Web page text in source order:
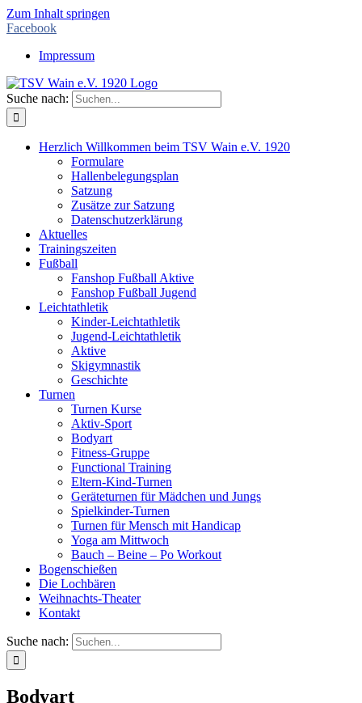
Zum Inhalt springen
Facebook
Impressum
Suche nach:
Herzlich Willkommen beim TSV Wain e.V. 1920
Formulare
Hallenbelegungsplan
Satzung
Zusätze zur Satzung
Datenschutzerklärung
Aktuelles
Trainingszeiten
Fußball
Fanshop Fußball Aktive
Fanshop Fußball Jugend
Leichtathletik
Kinder-Leichtathletik
Jugend-Leichtathletik
Aktive
Skigymnastik
Geschichte
Turnen
Turnen Kurse
Aktiv-Sport
Bodyart
Fitness-Gruppe
Functional Training
Eltern-Kind-Turnen
Geräteturnen für Mädchen und Jungs
Spielkinder-Turnen
Turnen für Mensch mit Handicap
Yoga am Mittwoch
Bauch – Beine – Po Workout
Bogenschießen
Die Lochbären
Weihnachts-Theater
Kontakt
Suche nach:
Bodyart